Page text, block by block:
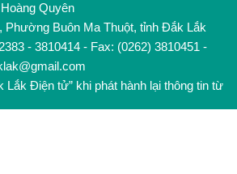
Quyên
Phường Buôn Ma Thuột, tỉnh Đắk Lắk
- 3810414 - Fax: (0262) 3810451 -
Lắk Điện tử” khi phát hành lại thông tin từ